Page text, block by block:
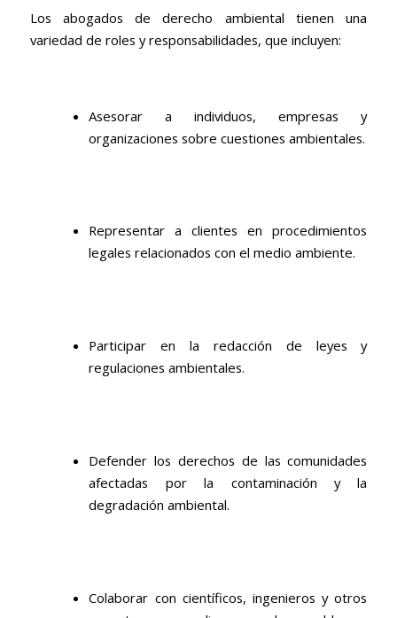
Los abogados de derecho ambiental tienen una
variedad de roles y responsabilidades, que incluyen:
Asesorar a individuos, empresas y
organizaciones sobre cuestiones ambientales.
Representar a clientes en procedimientos
legales relacionados con el medio ambiente.
Participar en la redacción de leyes y
regulaciones ambientales.
Defender los derechos de las comunidades
afectadas por la contaminación y la
degradación ambiental.
Colaborar con científicos, ingenieros y otros